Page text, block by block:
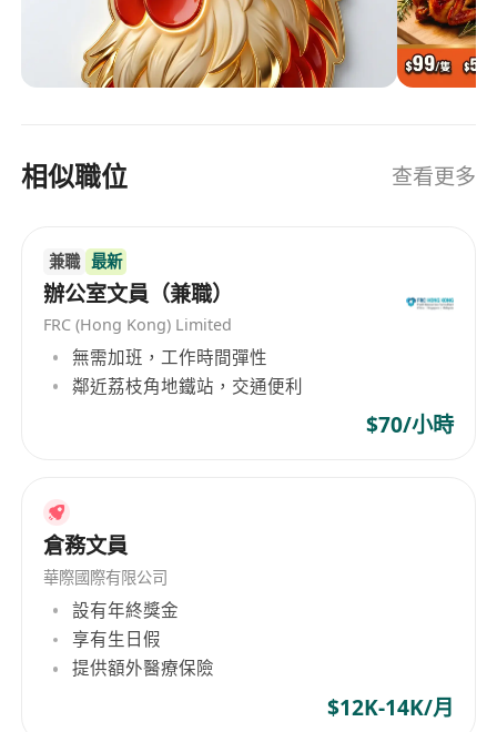
相似職位 查看更多
兼職 最新
辦公室文員（兼職）
FRC (Hong Kong) Limited
無需加班，工作時間彈性
鄰近荔枝角地鐵站，交通便利
$70/小時
倉務文員
華際國際有限公司
設有年終獎金
享有生日假
提供額外醫療保險
$12K-14K/月